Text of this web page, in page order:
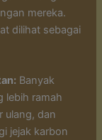
mereka.
dilihat sebagai
Banyak
lebih ramah
ulang, dan
jejak karbon